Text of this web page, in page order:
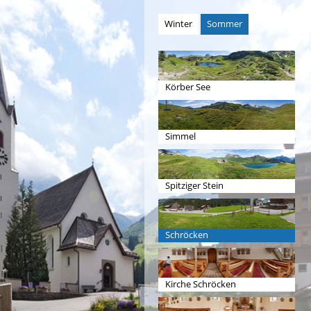
Winter Sommer
Körber See
Simmel
Spitziger Stein
Schröcken
Kirche Schröcken